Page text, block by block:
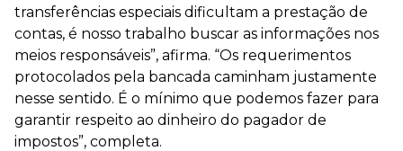
transferências especiais dificultam a prestação de
contas, é nosso trabalho buscar as informações nos
meios responsáveis”, afirma. “Os requerimentos
protocolados pela bancada caminham justamente
nesse sentido. É o mínimo que podemos fazer para
garantir respeito ao dinheiro do pagador de
impostos”, completa.